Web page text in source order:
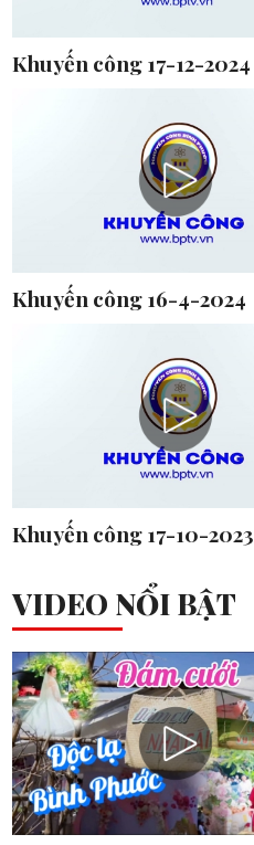
Khuyến công 17-12-2024
Khuyến công 16-4-2024
Khuyến công 17-10-2023
VIDEO NỔI BẬT